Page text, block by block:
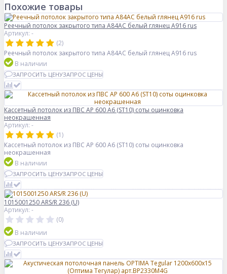
Похожие товары
Реечный потолок закрытого типа A84AC белый глянец А916 rus
Артикул: -
(2)
Реечный потолок закрытого типа A84AC белый глянец А916 rus
В наличии
ЗАПРОСИТЬ ЦЕНУЗАПРОС ЦЕНЫ
Кассетный потолок из ПВС AP 600 A6 (ST10) соты оцинковка
неокрашенная
Артикул: -
(1)
Кассетный потолок из ПВС AP 600 A6 (ST10) соты оцинковка
неокрашенная
В наличии
ЗАПРОСИТЬ ЦЕНУЗАПРОС ЦЕНЫ
1015001250 ARS/R 236 (U)
Артикул: -
(0)
В наличии
ЗАПРОСИТЬ ЦЕНУЗАПРОС ЦЕНЫ